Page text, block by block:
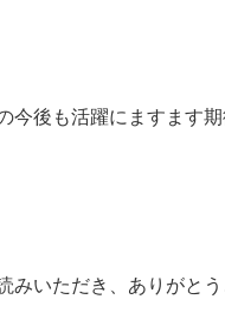
今後も活躍にますます
みいただき、ありがとう